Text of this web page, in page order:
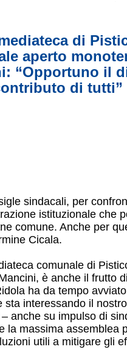
di
aperto
“Opportuno il
di tutti”
sindacali, per
istituzionale che
comune. Anche per
Cicala.
comunale di
è anche il frutto
ha da tempo
interessando il
anche su impulso di
massima assemblea
utili a mitigare gli